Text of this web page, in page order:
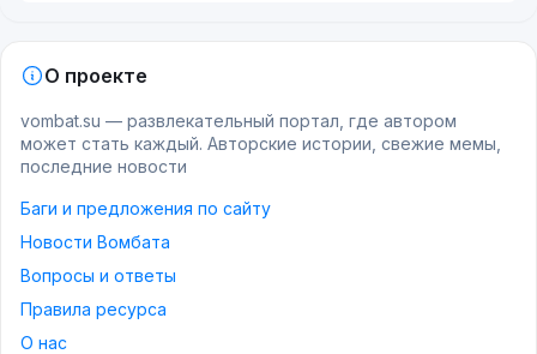
О проекте
vombat.su — развлекательный портал, где автором
может стать каждый. Авторские истории, свежие мемы,
последние новости
Баги и предложения по сайту
Новости Вомбата
Вопросы и ответы
Правила ресурса
О нас